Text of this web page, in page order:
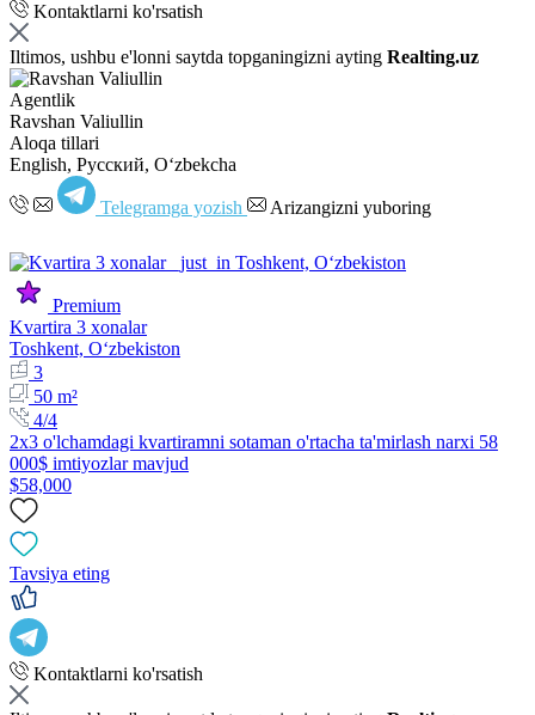
Kontaktlarni ko'rsatish
Iltimos, ushbu e'lonni saytda topganingizni ayting Realting.uz
Agentlik
Ravshan Valiullin
Aloqa tillari
English, Русский, Oʻzbekcha
Telegramga yozish Arizangizni yuboring
Premium
Kvartira 3 xonalar
Toshkent, Oʻzbekiston
3
50 m²
4/4
2x3 o'lchamdagi kvartiramni sotaman o'rtacha ta'mirlash narxi 58
000$ imtiyozlar mavjud
$58,000
Tavsiya eting
Kontaktlarni ko'rsatish